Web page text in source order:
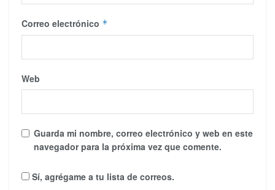
Correo electrónico *
Web
Guarda mi nombre, correo electrónico y web en este
navegador para la próxima vez que comente.
Sí, agrégame a tu lista de correos.